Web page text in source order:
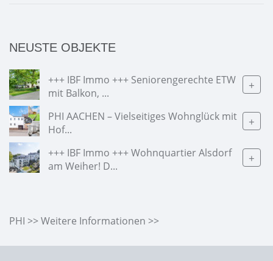
NEUSTE OBJEKTE
+++ IBF Immo +++ Seniorengerechte ETW
mit Balkon, ...
+
PHI AACHEN – Vielseitiges Wohnglück mit
Hof...
+
+++ IBF Immo +++ Wohnquartier Alsdorf
am Weiher! D...
+
PHI >> Weitere Informationen >>